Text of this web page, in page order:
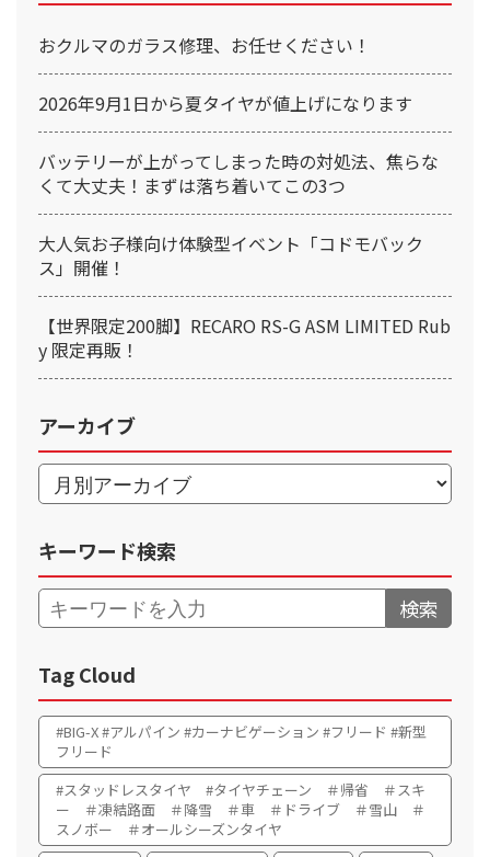
おクルマのガラス修理、お任せください！
2026年9月1日から夏タイヤが値上げになります
バッテリーが上がってしまった時の対処法、焦らな
くて大丈夫！まずは落ち着いてこの3つ
大人気お子様向け体験型イベント「コドモバック
ス」開催！
【世界限定200脚】RECARO RS-G ASM LIMITED Rub
y 限定再販！
アーカイブ
キーワード検索
検索
Tag Cloud
#BIG-X #アルパイン #カーナビゲーション #フリード #新型
フリード
#スタッドレスタイヤ #タイヤチェーン ＃帰省 ＃スキ
ー ＃凍結路面 ＃降雪 ＃車 ＃ドライブ ＃雪山 ＃
スノボー ＃オールシーズンタイヤ